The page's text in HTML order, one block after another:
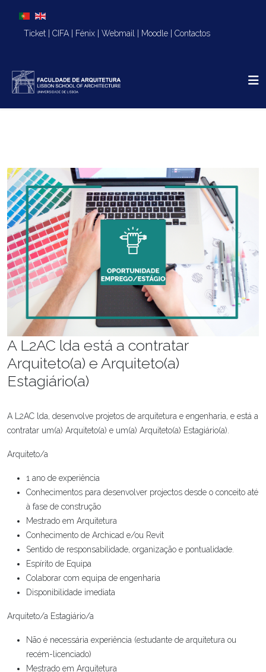
Escolha o seu idioma
Ticket CIFA Fénix Webmail Moodle Contactos
A L2AC lda está a contratar
Arquiteto(a) e Arquiteto(a)
Estagiário(a)
A L2AC lda, desenvolve projetos de arquitetura e engenharia, e está a
contratar um(a) Arquiteto(a) e um(a) Arquiteto(a) Estagiário(a).
Arquiteto/a
1 ano de experiência
Conhecimentos para desenvolver projectos desde o conceito até
à fase de construção
Mestrado em Arquitetura
Conhecimento de Archicad e/ou Revit
Sentido de responsabilidade, organização e pontualidade.
Espírito de Equipa
Colaborar com equipa de engenharia
Disponibilidade imediata
Arquiteto/a Estagiário/a
Não é necessária experiência (estudante de arquitetura ou
recém-licenciado)
Mestrado em Arquitetura